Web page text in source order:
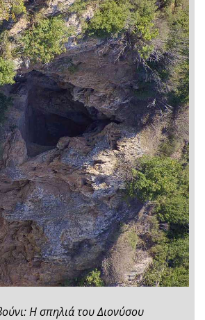
Η σπηλιά του Διονύσου